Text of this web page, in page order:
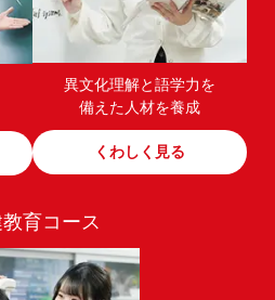
異文化理解と語学力を
備えた人材を養成​
くわしく見る
育コース